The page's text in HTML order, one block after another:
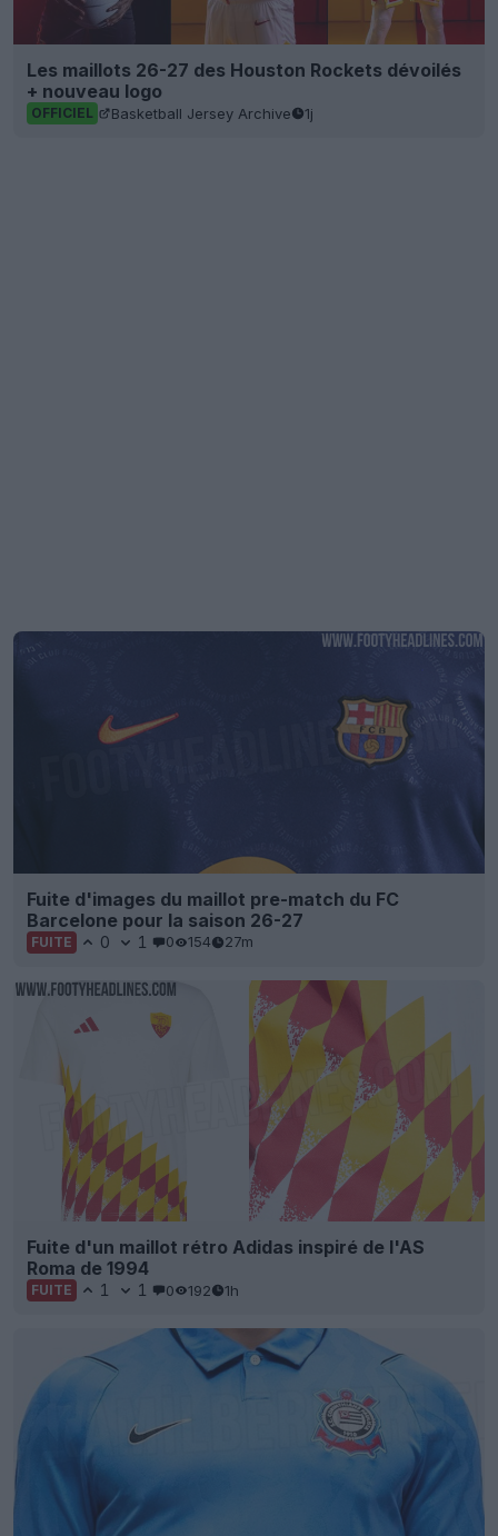
Les maillots 26-27 des Houston Rockets dévoilés
+ nouveau logo
OFFICIEL Basketball Jersey Archive 1j
Fuite d'images du maillot pre-match du FC
Barcelone pour la saison 26-27
FUITE 0 1 0 154 27m
Fuite d'un maillot rétro Adidas inspiré de l'AS
Roma de 1994
FUITE 1 1 0 192 1h